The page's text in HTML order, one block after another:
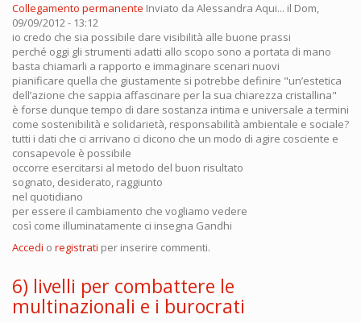
Collegamento permanente Inviato da Alessandra Aqui... il Dom,
09/09/2012 - 13:12
io credo che sia possibile dare visibilità alle buone prassi
perché oggi gli strumenti adatti allo scopo sono a portata di mano
basta chiamarli a rapporto e immaginare scenari nuovi
pianificare quella che giustamente si potrebbe definire "un’estetica
dell’azione che sappia affascinare per la sua chiarezza cristallina"
è forse dunque tempo di dare sostanza intima e universale a termini
come sostenibilità e solidarietà, responsabilità ambientale e sociale?
tutti i dati che ci arrivano ci dicono che un modo di agire cosciente e
consapevole è possibile
occorre esercitarsi al metodo del buon risultato
sognato, desiderato, raggiunto
nel quotidiano
per essere il cambiamento che vogliamo vedere
così come illuminatamente ci insegna Gandhi
Accedi o registrati per inserire commenti.
6) livelli per combattere le
multinazionali e i burocrati